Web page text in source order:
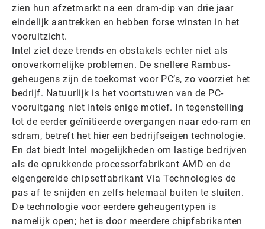
zien hun afzetmarkt na een dram-dip van drie jaar
eindelijk aantrekken en hebben forse winsten in het
vooruitzicht.
Intel ziet deze trends en obstakels echter niet als
onoverkomelijke problemen. De snellere Rambus-
geheugens zijn de toekomst voor PC’s, zo voorziet het
bedrijf. Natuurlijk is het voortstuwen van de PC-
vooruitgang niet Intels enige motief. In tegenstelling
tot de eerder geïnitieerde overgangen naar edo-ram en
sdram, betreft het hier een bedrijfseigen technologie.
En dat biedt Intel mogelijkheden om lastige bedrijven
als de oprukkende processorfabrikant AMD en de
eigengereide chipsetfabrikant Via Technologies de
pas af te snijden en zelfs helemaal buiten te sluiten.
De technologie voor eerdere geheugentypen is
namelijk open; het is door meerdere chipfabrikanten